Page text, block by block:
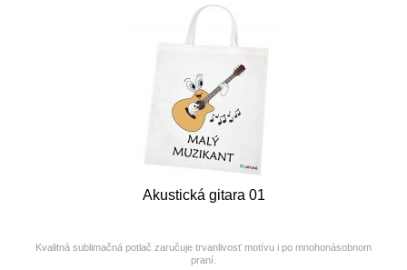
Akustická gitara 01
Kvalitná sublimačná potlač zaručuje trvanlivosť motívu i po mnohonásobnom
praní.